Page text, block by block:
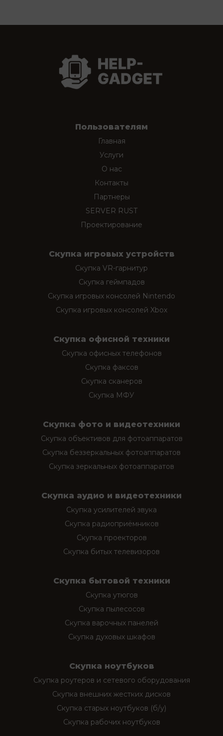
Пользователям
Главная
Услуги
О нас
Контакты
Партнеры
SERVER RUST
Проектирование
Скупка игровых устройств
Скупка VR-гарнитур
Скупка геймпадов
Скупка игровых консолей Nintendo
Скупка игровых консолей Xbox
Скупка офисной техники
Скупка офисных телефонов
Скупка факсов
Скупка сканеров
Скупка МФУ
Скупка фото и видеотехники
Скупка объективов для фотоаппаратов
Скупка беззеркальных фотоаппаратов
Скупка зеркальных фотоаппаратов
Скупка аудио и видеотехники
Скупка усилителей звука
Скупка радиоприёмников
Скупка проекторов
Скупка битых телевизоров
Скупка бытовой техники
Скупка утюгов
Скупка пылесосов
Скупка варочных панелей
Скупка духовых шкафов
Скупка ноутбуков
Скупка роутеров и сетевого оборудования
Скупка внешних жестких дисков
Скупка старых ноутбуков (б/у)
Скупка рабочих ноутбуков